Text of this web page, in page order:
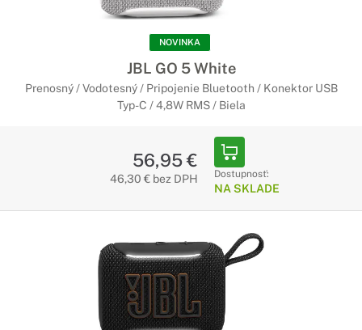
NOVINKA
JBL GO 5 White
Prenosný / Vodotesný / Pripojenie Bluetooth / Konektor USB
Typ-C / 4,8W RMS / Biela
56,95 €
46,30 € bez DPH Dostupnosť:
NA SKLADE